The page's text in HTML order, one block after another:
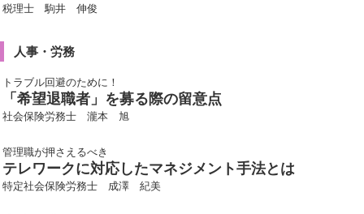
税理士 駒井 伸俊
人事・労務
トラブル回避のために！
「希望退職者」を募る際の留意点
社会保険労務士 瀧本 旭
管理職が押さえるべき
テレワークに対応したマネジメント手法とは
特定社会保険労務士 成澤 紀美